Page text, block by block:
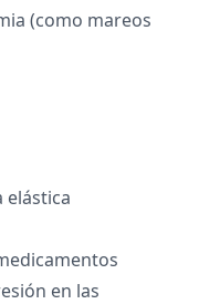
(como mareos
elástica
en las